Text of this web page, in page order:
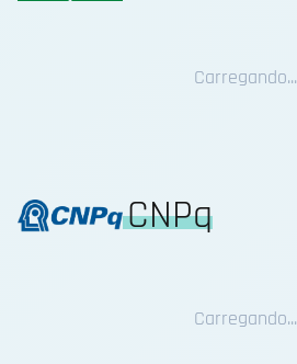
Carregando...
CNPq
Carregando...